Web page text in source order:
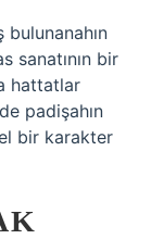
sanatının bir
hattatlar
padişahın
bir karakter